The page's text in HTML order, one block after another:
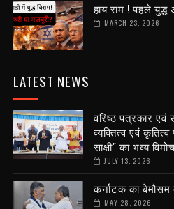
हाय राम ! पहले युद्ध
MARCH 23, 2026
LATEST NEWS
वरिष्ठ पत्रकार
व्यक्तित्व एवं
साक्षी" का भव्य
JULY 13, 2026
कर्नाटक का
MAY 28, 2026